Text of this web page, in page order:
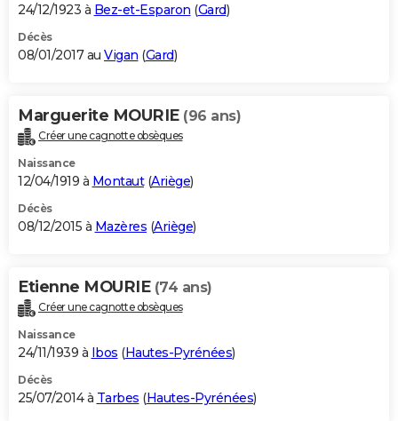
24/12/1923 à Bez-et-Esparon (Gard)
Décès
08/01/2017 au Vigan (Gard)
Marguerite MOURIE (96 ans)
Créer une cagnotte obsèques
Naissance
12/04/1919 à Montaut(Ariège)
Décès
08/12/2015 à Mazères (Ariège)
Etienne MOURIE (74 ans)
Créer une cagnotte obsèques
Naissance
24/11/1939 à Ibos (Hautes-Pyrénées)
Décès
25/07/2014 à Tarbes (Hautes-Pyrénées)